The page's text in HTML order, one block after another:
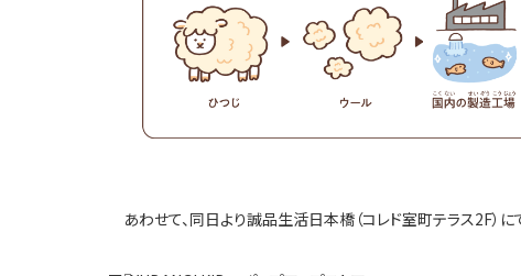
あわせて、同日より誠品生活日本橋（コレド室町テラス2F）に